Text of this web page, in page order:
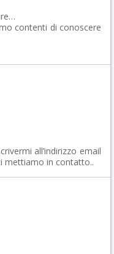
contenti di conoscere
all’indirizzo email
mettiamo in contatto..